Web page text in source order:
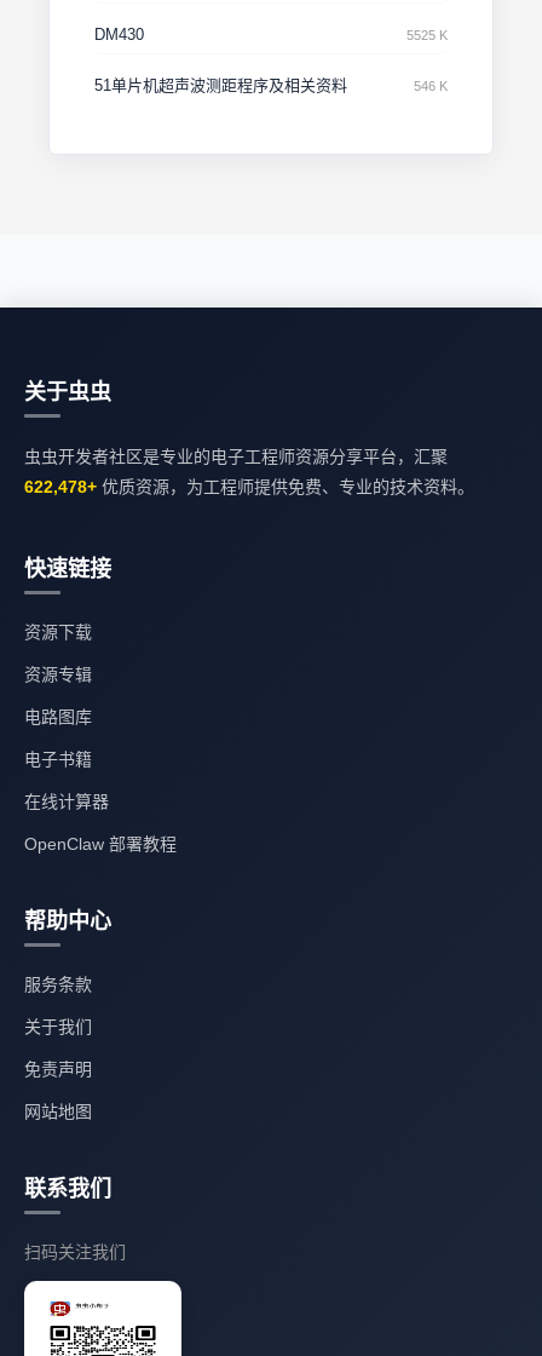
DM430 5525 K
51单片机超声波测距程序及相关资料 546 K
关于虫虫
虫虫开发者社区是专业的电子工程师资源分享平台，汇聚
622,478+ 优质资源，为工程师提供免费、专业的技术资料。
快速链接
资源下载
资源专辑
电路图库
电子书籍
在线计算器
OpenClaw 部署教程
帮助中心
服务条款
关于我们
免责声明
网站地图
联系我们
扫码关注我们